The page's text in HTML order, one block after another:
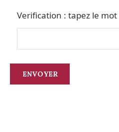
Verification : tapez le mot